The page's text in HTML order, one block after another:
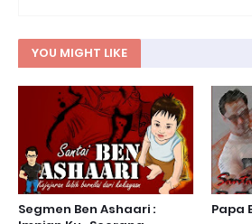
YOU MIGHT LIKE
Segmen Ben Ashaari :
Papa